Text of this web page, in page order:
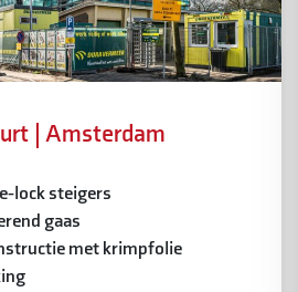
| Amsterdam
lock steigers
gaas
met krimpfolie